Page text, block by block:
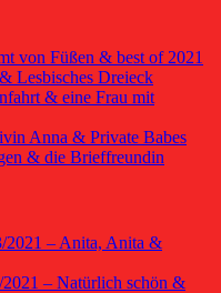
von Füßen & best of 2021
Lesbisches Dreieck
& eine Frau mit
Anna & Private Babes
& die Brieffreundin
2021 – Anita, Anita &
– Natürlich schön &